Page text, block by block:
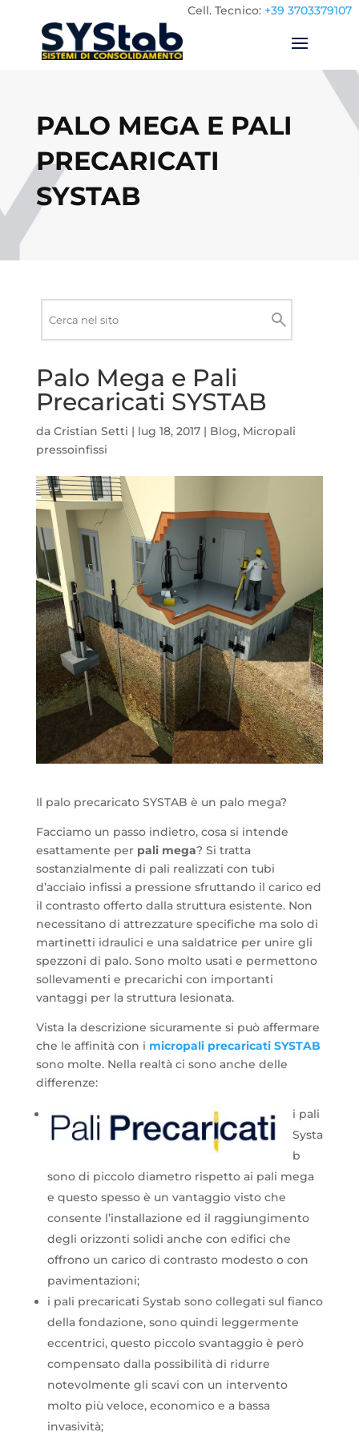
Cell. Tecnico: +39 3703379107
PALO MEGA E PALI
PRECARICATI
SYSTAB
sito
Cerca
Palo Mega e Pali
Precaricati SYSTAB
da Cristian Setti | lug 18, 2017| Blog, Micropali
pressoinfissi
Il palo precaricato SYSTAB è un palo mega?
Facciamo un passo indietro, cosa si intende
esattamente per pali mega? Si tratta
sostanzialmente di pali realizzati con tubi
d’acciaio infissi a pressione sfruttando il carico ed
il contrasto offerto dalla struttura esistente. Non
necessitano di attrezzature specifiche ma solo di
martinetti idraulici e una saldatrice per unire gli
spezzoni di palo. Sono molto usati e permettono
sollevamenti e precarichi con importanti
vantaggi per la struttura lesionata.
Vista la descrizione sicuramente si può affermare
che le affinità con i micropali precaricati SYSTAB
sono molte. Nella realtà ci sono anche delle
differenze:
i pali
Systa
b
sono di piccolo diametro rispetto ai pali mega
e questo spesso è un vantaggio visto che
consente l’installazione ed il raggiungimento
degli orizzonti solidi anche con edifici che
offrono un carico di contrasto modesto o con
pavimentazioni;
i pali precaricati Systab sono collegati sul fianco
della fondazione, sono quindi leggermente
eccentrici, questo piccolo svantaggio è però
compensato dalla possibilità di ridurre
notevolmente gli scavi con un intervento
molto più veloce, economico e a bassa
invasività;